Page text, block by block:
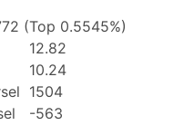
(Top 0.5545%)
12.82
10.24
1504
-563